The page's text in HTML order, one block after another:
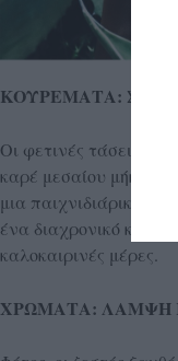
ΚΟΥΡΕΜΑΤΑ:
Οι φετινές τάσεις
καρέ μεσαίου μήκους.
μια παιχνιδιάρικη
ένα διαχρονικό και
καλοκαιρινές μέρες.
ΧΡΩΜΑΤΑ: ΛΑΜΨΗ